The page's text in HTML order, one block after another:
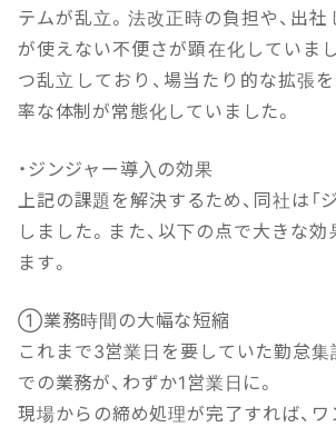
テムが乱立。法改正時の負担や、出
が使えない不便さが顕在化していま
つ乱立しており、場当たり的な拡張
率な体制が常態化していました。
・ジンジャー導入の効果
上記の課題を解決するため、同社は「
しました。また、以下の点で大きな
ます。
①業務時間の大幅な短縮
これまで3営業日を要していた勤怠
での業務が、わずか1営業日に。
現場からの締め処理が完了すれば、